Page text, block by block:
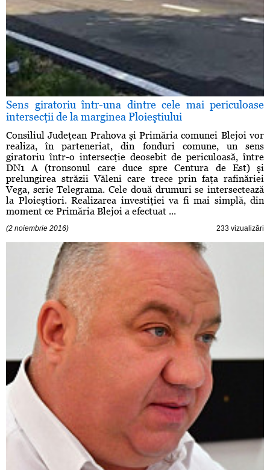
Sens giratoriu într-una dintre cele mai periculoase
intersecţii de la marginea Ploieştiului
Consiliul Judeţean Prahova şi Primăria comunei Blejoi vor
realiza, în parteneriat, din fonduri comune, un sens
giratoriu într-o intersecţie deosebit de periculoasă, între
DN1 A (tronsonul care duce spre Centura de Est) şi
prelungirea străzii Văleni care trece prin faţa rafinăriei
Vega, scrie Telegrama. Cele două drumuri se intersectează
la Ploieştiori. Realizarea investiţiei va fi mai simplă, din
moment ce Primăria Blejoi a efectuat ...
(2 noiembrie 2016) 233 vizualizări